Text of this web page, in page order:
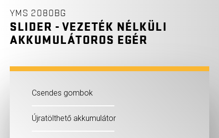
YMS 2080BG
SLIDER - VEZETÉK NÉLKÜLI
AKKUMULÁTOROS EGÉR
Csendes gombok
Újratölthető akkumulátor